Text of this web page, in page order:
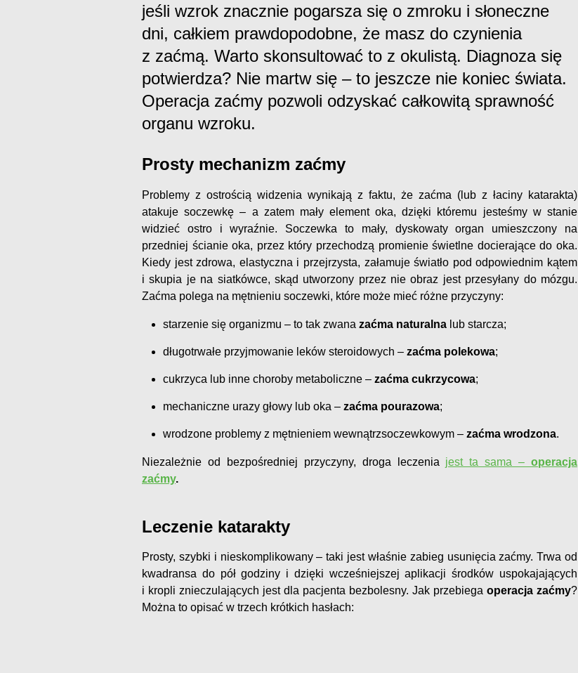
jeśli wzrok znacznie pogarsza się o zmroku i słoneczne
dni, całkiem prawdopodobne, że masz do czynienia
z zaćmą. Warto skonsultować to z okulistą. Diagnoza się
potwierdza? Nie martw się – to jeszcze nie koniec świata.
Operacja zaćmy pozwoli odzyskać całkowitą sprawność
organu wzroku.
Prosty mechanizm zaćmy
Problemy z ostrością widzenia wynikają z faktu, że zaćma (lub z łaciny katarakta)
atakuje soczewkę – a zatem mały element oka, dzięki któremu jesteśmy w stanie
widzieć ostro i wyraźnie. Soczewka to mały, dyskowaty organ umieszczony na
przedniej ścianie oka, przez który przechodzą promienie świetlne docierające do oka.
Kiedy jest zdrowa, elastyczna i przejrzysta, załamuje światło pod odpowiednim kątem
i skupia je na siatkówce, skąd utworzony przez nie obraz jest przesyłany do mózgu.
Zaćma polega na mętnieniu soczewki, które może mieć różne przyczyny:
starzenie się organizmu – to tak zwana zaćma naturalna lub starcza;
długotrwałe przyjmowanie leków steroidowych – zaćma polekowa;
cukrzyca lub inne choroby metaboliczne – zaćma cukrzycowa;
mechaniczne urazy głowy lub oka – zaćma pourazowa;
wrodzone problemy z mętnieniem wewnątrzsoczewkowym – zaćma wrodzona.
Niezależnie od bezpośredniej przyczyny, droga leczenia jest ta sama –operacja
zaćmy.
Leczenie katarakty
Prosty, szybki i nieskomplikowany – taki jest właśnie zabieg usunięcia zaćmy. Trwa od
kwadransa do pół godziny i dzięki wcześniejszej aplikacji środków uspokajających
i kropli znieczulających jest dla pacjenta bezbolesny. Jak przebiega operacja zaćmy?
Można to opisać w trzech krótkich hasłach: